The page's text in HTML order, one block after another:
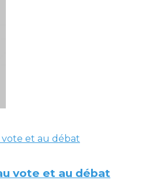
vote et au débat